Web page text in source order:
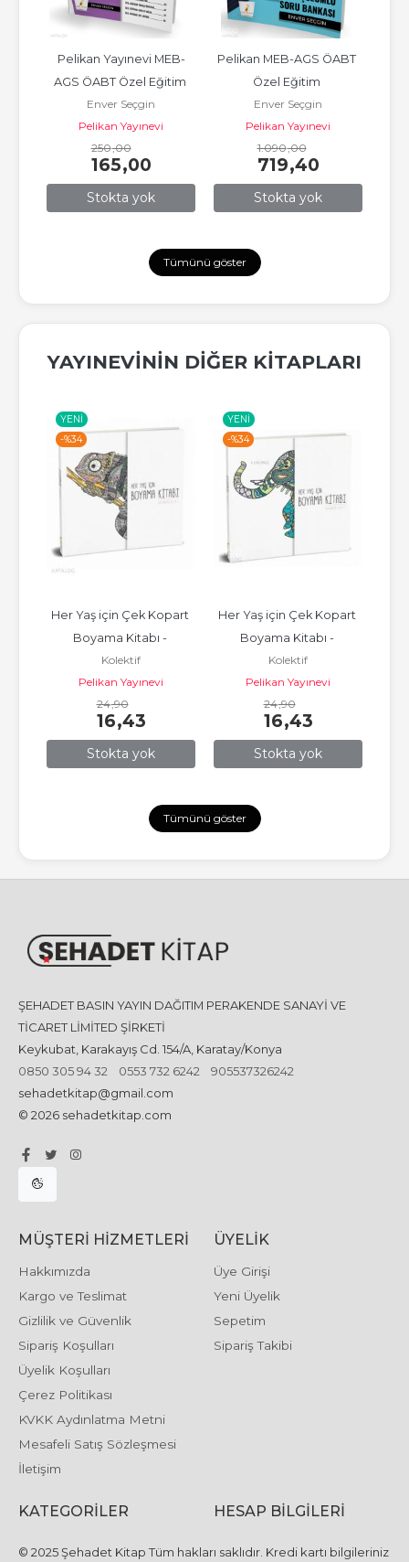
Stokta yok
Pelikan Yayınevi MEB-
AGS ÖABT Özel Eğitim
Öğretmenliği Yaprak Test
Enver Seçgin
Pelikan Yayınevi
250,00
165,00
Stokta yok
Pelikan MEB-AGS ÖABT
Özel Eğitim
Öğretmenliği Tamamı
Çözümlü Soru Bankası
Enver Seçgin
Pelikan Yayınevi
1.090,00
719,40
Tümünü göster
YAYINEVININ DIĞER KITAPLARI
YENI
-%34
Stokta yok
Her Yaş için Çek Kopart
Boyama Kitabı -
Hayvanlar Alemi 1
Kolektif
Pelikan Yayınevi
24,90
16,43
YENI
-%34
Stokta yok
Her Yaş için Çek Kopart
Boyama Kitabı -
Hayvanlar Alemi 2
Kolektif
Pelikan Yayınevi
24,90
16,43
Tümünü göster
ŞEHADET BASIN YAYIN DAĞITIM PERAKENDE SANAYİ VE
TİCARET LİMİTED ŞİRKETİ
Keykubat, Karakayış Cd. 154/A, Karatay/Konya
0850 305 94 32
0553 732 6242
905537326242
sehadetkitap@gmail.com
© 2026 sehadetkitap.com
MÜŞTERI HIZMETLERI
Hakkımızda
Kargo ve Teslimat
Gizlilik ve Güvenlik
Sipariş Koşulları
Üyelik Koşulları
Çerez Politikası
KVKK Aydınlatma Metni
Mesafeli Satış Sözleşmesi
İletişim
ÜYELIK
Üye Girişi
Yeni Üyelik
Sepetim
Sipariş Takibi
KATEGORILER HESAP BILGILERI
© 2025 Şehadet Kitap Tüm hakları saklıdır. Kredi kartı bilgileriniz